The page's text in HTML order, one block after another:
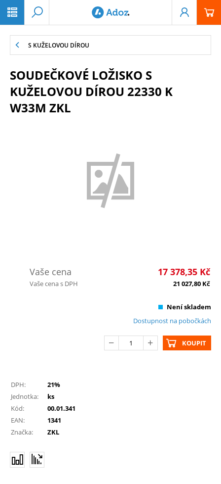
S KUŽELOVOU DÍROU
SOUDEČKOVÉ LOŽISKO S
KUŽELOVOU DÍROU 22330 K
W33M ZKL
Vaše cena 17 378,35 Kč
Vaše cena s DPH 21 027,80 Kč
Není skladem
Dostupnost na pobočkách
KOUPIT
DPH:
21%
Jednotka:
ks
Kód:
00.01.341
EAN:
1341
Značka:
ZKL